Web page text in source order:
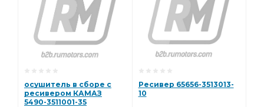
осушитель в сборе с
ресивером КАМАЗ
5490-3511001-35
Ресивер 65656-3513013-
10